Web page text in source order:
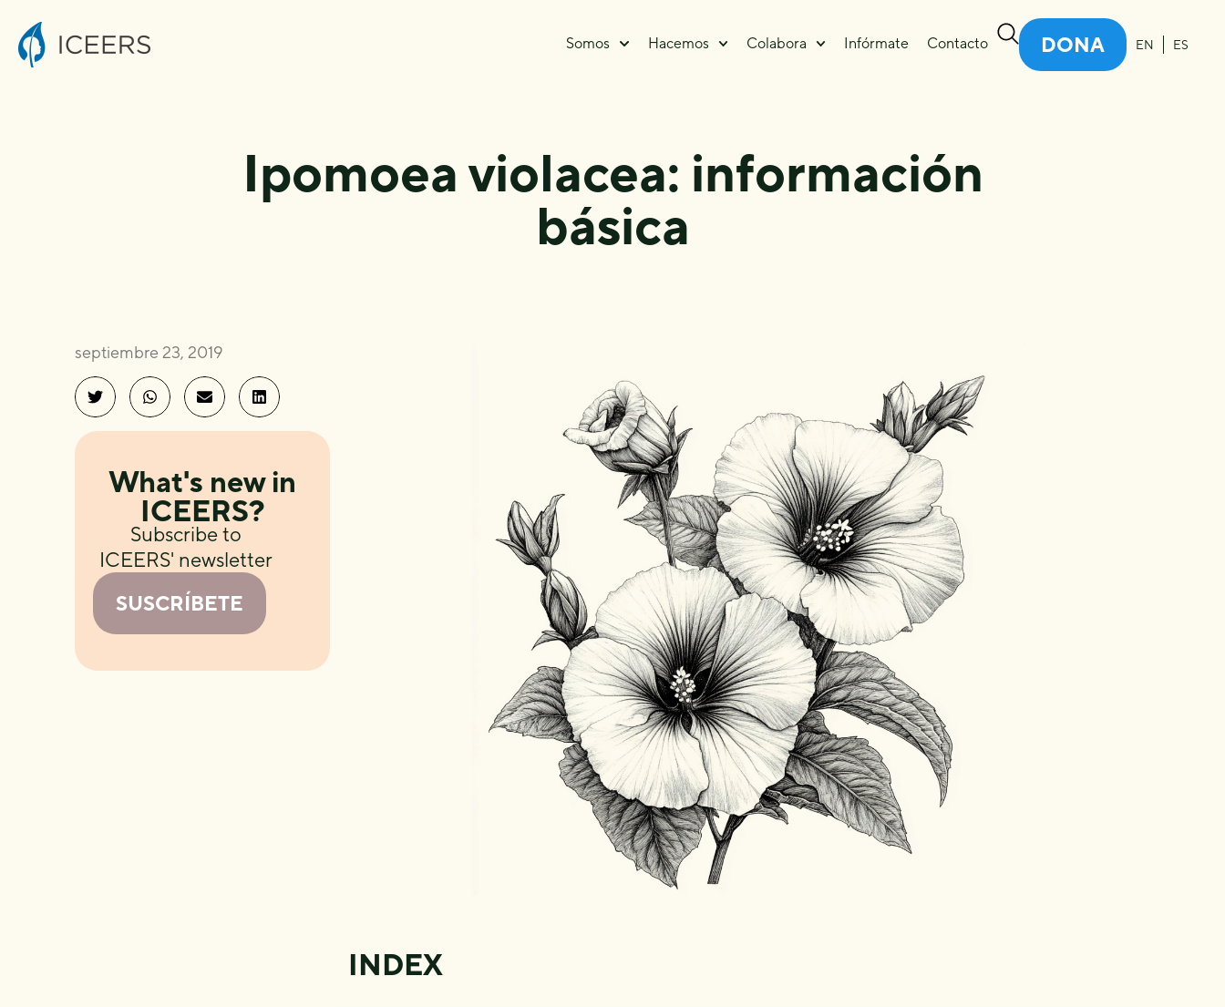
Somos Hacemos Colabora Infórmate Contacto DONA EN ES
Ipomoea violacea: información
básica
septiembre 23, 2019
What's new in
ICEERS?
Subscribe to
ICEERS' newsletter
SUSCRÍBETE
INDEX